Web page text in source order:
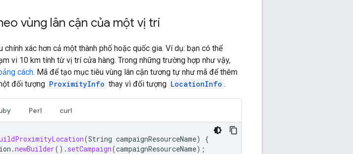
vùng lân cận của một vị trí
xác hơn cả một thành phố hoặc quốc gia. Ví dụ: bạn có thể
vi 10 km tính từ vị trí cửa hàng. Trong những trường hợp như vậy,
cách. Mã để tạo mục tiêu vùng lân cận tương tự như mã để thêm
đối tượng ProximityInfo thay vì đối tượng LocationInfo .
Perl curl
(String campaignResourceName)
{
.newBuilder(). setCampaign(campaignResourceName);